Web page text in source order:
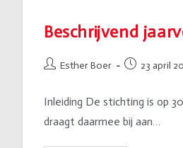
Beschrijvend
Esther Boer 23 april
Inleiding De stichting is op
draagt daarmee bij aan…